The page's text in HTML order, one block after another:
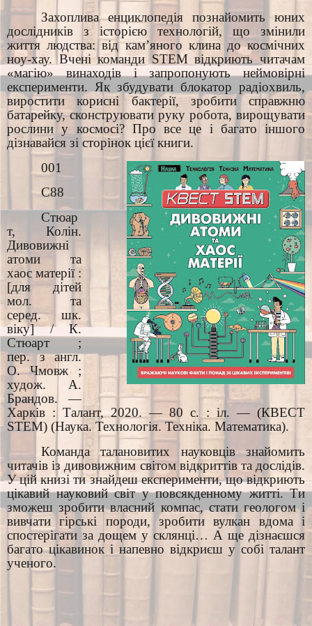
Захоплива енциклопедія познайомить юних
дослідників з історією технологій, що змінили
життя людства: від кам’яного клина до космічних
ноу-хау. Вчені команди STEM відкриють читачам
«магію» винаходів і запропонують неймовірні
експерименти. Як збудувати блокатор радіохвиль,
виростити корисні бактерії, зробити справжню
батарейку, сконструювати руку робота, вирощувати
рослини у космосі? Про все це і багато іншого
дізнавайся зі сторінок цієї книги.
001
С88
Стюар
т, Колін.
Дивовижні
атоми та
хаос матерії :
[для дітей
мол. та
серед. шк.
віку] / К.
Стюарт ;
пер. з англ.
О. Чмовж ;
худож. А.
Брандов. —
Харків : Талант, 2020. — 80 с. : іл. — (КВЕСТ
STEM) (Наука. Технологія. Техніка. Математика).
Команда талановитих науковців знайомить
читачів із дивовижним світом відкриттів та дослідів.
У цій книзі ти знайдеш експерименти, що відкриють
цікавий науковий світ у повсякденному житті. Ти
зможеш зробити власний компас, стати геологом і
вивчати гірські породи, зробити вулкан вдома і
спостерігати за дощем у склянці… А ще дізнаєшся
багато цікавинок і напевно відкриєш у собі талант
ученого.